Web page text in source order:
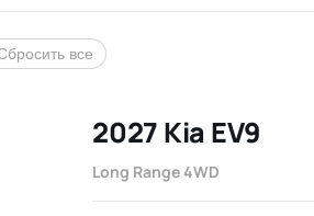
все
2027 Kia EV9
Long Range 4WD